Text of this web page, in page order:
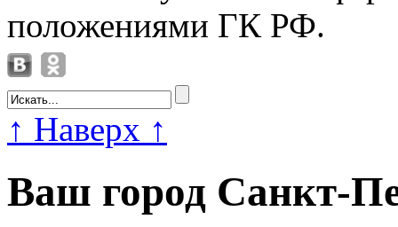
положениями ГК РФ.
↑ Наверх ↑
Ваш город Санкт-